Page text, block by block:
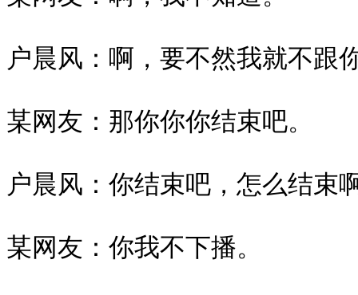
户晨风：啊，要不然我就不跟
某网友：那你你你结束吧。
户晨风：你结束吧，怎么结束
某网友：你我不下播。